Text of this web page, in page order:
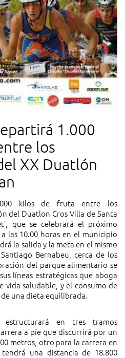
1.000
los
XX Duatlón
kilos de fruta entre los
del Duatlon Cros Villa de Santa
que se celebrará el próximo
las 10.00 horas en el municipio
la salida y la meta en el mismo
Bernabeu, cerca de los
del parque alimentario se
líneas estratégicas que aboga
vida saludable, y el consumo de
una dieta equilibrada.
en tres tramos
a píe que discurrirá por un
metros, otro para la carrera en
una distancia de 18.800